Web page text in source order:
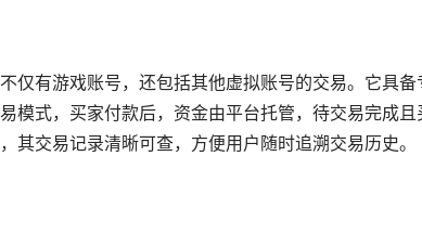
仅有游戏账号，还包括其他虚拟账号的交易。它具
模式，买家付款后，资金由平台托管，待交易完成
其交易记录清晰可查，方便用户随时追溯交易历史。